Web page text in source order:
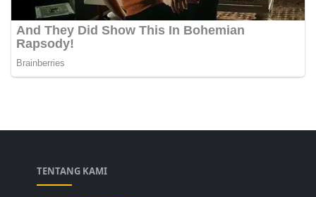
TENTANG KAMI